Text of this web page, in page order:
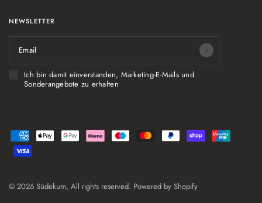
NEWSLETTER
Email
Ich bin damit einverstanden, Marketing-E-Mails und
Sonderangebote zu erhalten
© 2026 Südekum, All rights reserved. Powered by Shopify